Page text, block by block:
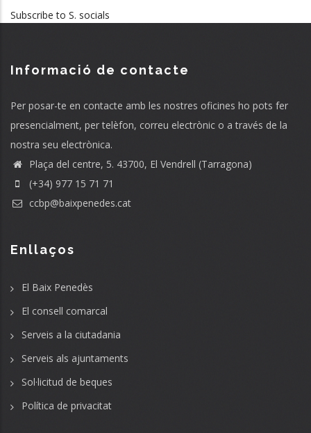
Subscribe to S. socials
Informació de contacte
Per posar-te en contacte amb les nostres oficines ho pots fer
presencialment, per telèfon, correu electrònic o a través de la
nostra seu electrònica.
Plaça del centre, 5. 43700, El Vendrell (Tarragona)
(+34) 977 15 71 71
ccbp@baixpenedes.cat
Enllaços
El Baix Penedès
El consell comarcal
Serveis a la ciutadania
Serveis als ajuntaments
Sol·licitud de beques
Política de privacitat